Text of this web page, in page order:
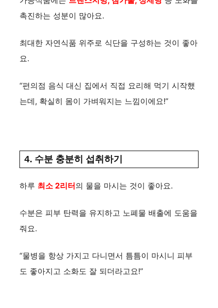
촉진하는 성분이 많아요.
최대한 자연식품 위주로 식단을 구성하는 것이 좋아
요.
“편의점 음식 대신 집에서 직접 요리해 먹기 시작했
는데, 확실히 몸이 가벼워지는 느낌이에요!”
4. 수분 충분히 섭취하기
하루 최소 2리터의 물을 마시는 것이 좋아요.
수분은 피부 탄력을 유지하고 노폐물 배출에 도움을
줘요.
“물병을 항상 가지고 다니면서 틈틈이 마시니 피부
도 좋아지고 소화도 잘 되더라고요!”